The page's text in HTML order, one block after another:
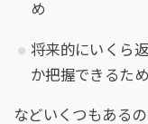
め
将来的にいくら
か把握できるため
などいくつもある